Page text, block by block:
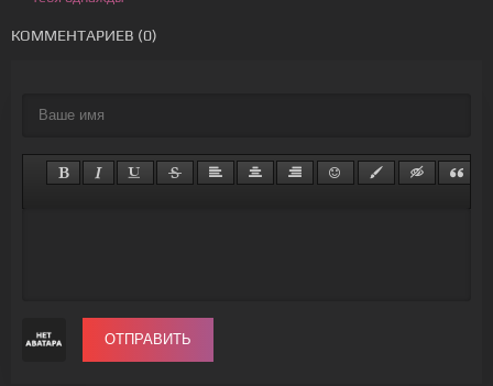
КОММЕНТАРИЕВ (0)
ОТПРАВИТЬ